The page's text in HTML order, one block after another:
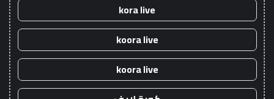
kora live
koora live
koora live